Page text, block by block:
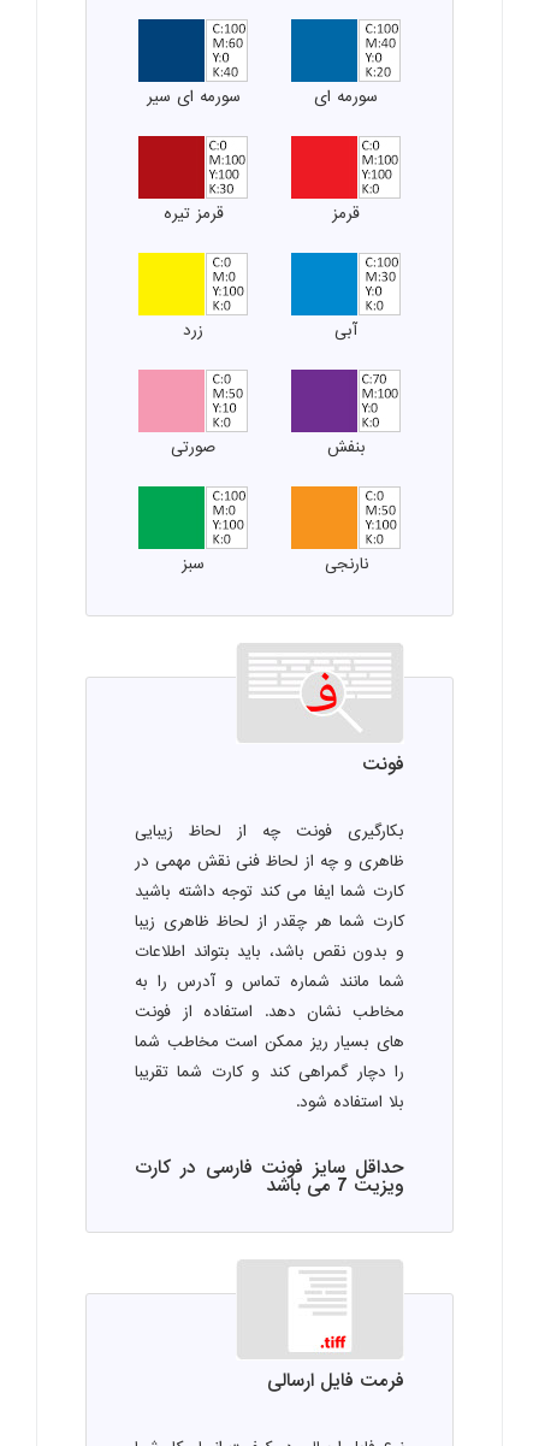
سورمه ای سورمه ای سیر
قرمز قرمز تیره
آبی زرد
بنفش صورتی
نارنجی سبز
فونت
بکارگیری فونت چه از لحاظ زیبایی
ظاهری و چه از لحاظ فنی نقش مهمی در
کارت شما ایفا می کند توجه داشته باشید
کارت شما هر چقدر از لحاظ ظاهری زیبا
و بدون نقص باشد، باید بتواند اطلاعات
شما مانند شماره تماس و آدرس را به
مخاطب نشان دهد. استفاده از فونت
های بسیار ریز ممکن است مخاطب شما
را دچار گمراهی کند و کارت شما تقریبا
بلا استفاده شود.
حداقل سایز فونت فارسی در کارت
ویزیت 7 می باشد
فرمت فایل ارسالی